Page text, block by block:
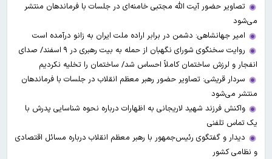
تصاویر حضور آیت الله مجتبی خامنه‌ای در جلسات با فرماندهان منتشر
می‌شود
امیر جهانشاهی: دشمن در برابر اراده ملت ایران به زانو درآمده است
روایت سخنگوی شورای نگهبان از حمله به بیت رهبری در ۹ اسفند/ صدای
انفجار و لرزش ساختمان کاملاً احساس شد/ ساختمان را تخلیه نکردیم
سردار قریشی: تصاویر حضور رهبر معظم انقلاب در جلسات با فرماندهان
منتشر می‌شود
واکنش فرزند شهید لاریجانی به اظهارات درباره نحوه شناسایی پدرش با
یک تماس تلفنی
دیدار و گفتگوی رئیس‌جمهور با رهبر معظم انقلاب درباره مسائل اقتصادی
و نظامی کشور